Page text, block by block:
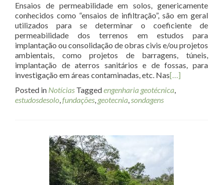
Ensaios de permeabilidade em solos, genericamente
conhecidos como “ensaios de infiltração”, são em geral
utilizados para se determinar o coeficiente de
permeabilidade dos terrenos em estudos para
implantação ou consolidação de obras civis e/ou projetos
ambientais, como projetos de barragens, túneis,
implantação de aterros sanitários e de fossas, para
investigação em áreas contaminadas, etc. Nas[…]
Posted in Notícias Taggedengenharia geotécnica,
estudosdesolo,fundações, geotecnia,sondagens